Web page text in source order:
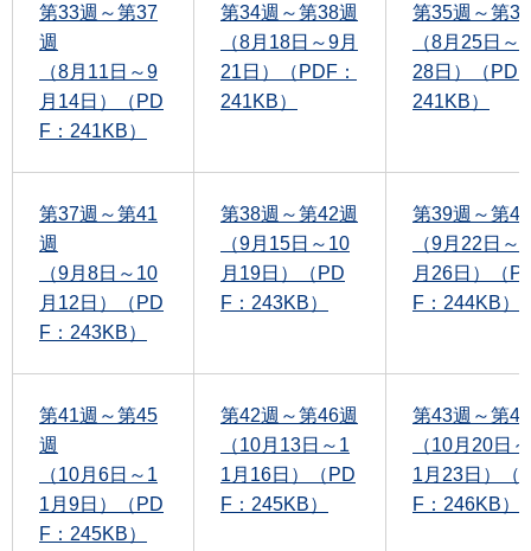
第33週～第37
週
（8月11日～9
月14日）（PD
F：241KB）
第34週～第38週
（8月18日～9月
21日）（PDF：
241KB）
第35週～第
（8月25日～
28日）（
241KB）
第37週～第41
週
（9月8日～10
月12日）（PD
F：243KB）
第38週～第42週
（9月15日～10
月19日）（PD
F：243KB）
第39週～第
（9月22日～
月26日）（
F：244KB）
第41週～第45
週
（10月6日～1
1月9日）（PD
F：245KB）
第42週～第46週
（10月13日～1
1月16日）（PD
F：245KB）
第43週～第
（10月20日
1月23日）（
F：246KB）